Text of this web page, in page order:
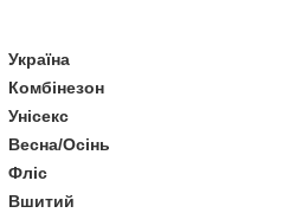
Україна
Комбінезон
Унісекс
Весна/Осінь
Фліс
Вшитий